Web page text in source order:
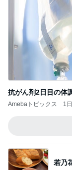
抗がん剤2日目の体
Amebaトピックス 1
網で